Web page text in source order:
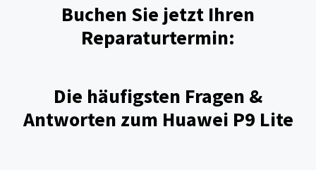
Buchen Sie jetzt Ihren
Reparaturtermin:
Die häufigsten Fragen &
Antworten zum Huawei P9 Lite